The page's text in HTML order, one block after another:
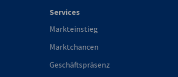
Services
Markteinstieg
Marktchancen
Geschäftspräsenz